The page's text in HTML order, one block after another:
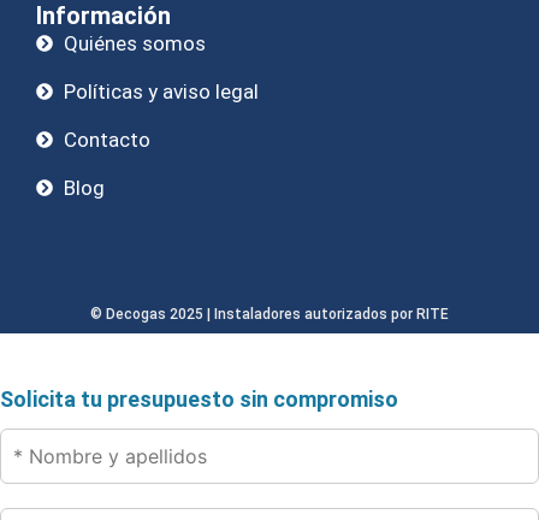
Información
Quiénes somos
Políticas y aviso legal
Contacto
Blog
© Decogas 2025 | Instaladores autorizados por RITE
Solicita tu presupuesto sin compromiso